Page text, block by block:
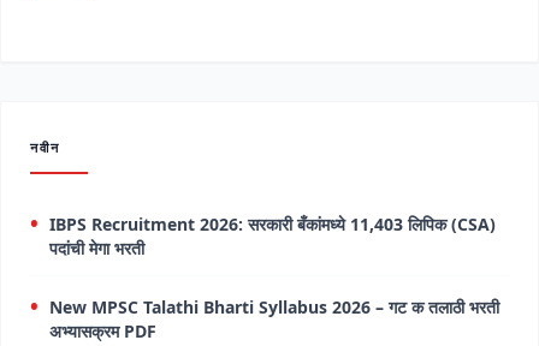
नवीन
IBPS Recruitment 2026: सरकारी बँकांमध्ये 11,403 लिपिक (CSA)
पदांची मेगा भरती
New MPSC Talathi Bharti Syllabus 2026 – गट क तलाठी भरती
अभ्यासक्रम PDF